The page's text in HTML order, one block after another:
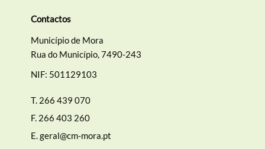
Contactos
Município de Mora
Rua do Município, 7490-243
NIF: 501129103
T. 266 439 070
F. 266 403 260
E.geral@cm-mora.pt